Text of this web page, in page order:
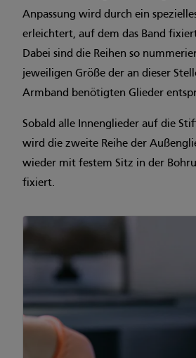
Anpassung wird durch ein
erleichtert, auf dem das Band
Dabei sind die Reihen so
jeweiligen Größe der an dieser
Armband benötigten Glieder
Sobald alle Innenglieder auf die
wird die zweite Reihe der
wieder mit festem Sitz in der
fixiert.